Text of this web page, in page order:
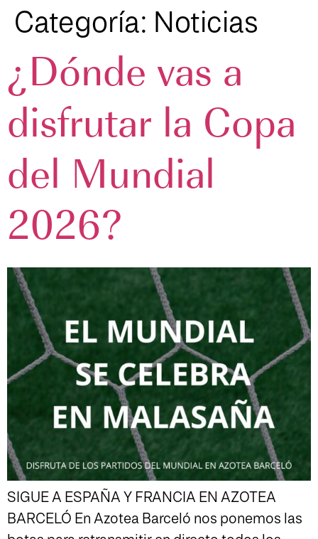
Categoría: Noticias
¿Dónde vas a
disfrutar la Copa
del Mundial
2026?
SIGUE A ESPAÑA Y FRANCIA EN AZOTEA
BARCELÓ En Azotea Barceló nos ponemos las